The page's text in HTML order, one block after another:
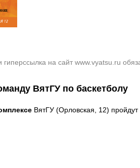
на сайт www.vyatsu.ru
ВятГУ по баскетболу
ВятГУ (Орловская, 12) пройдут